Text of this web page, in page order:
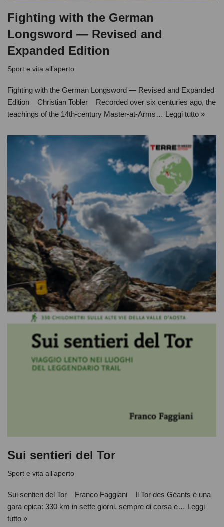
Fighting with the German
Longsword — Revised and
Expanded Edition
Sport e vita all’aperto
Fighting with the German Longsword — Revised and Expanded
Edition Christian Tobler Recorded over six centuries ago, the
teachings of the 14th-century Master-at-Arms… Leggi tutto »
Sui sentieri del Tor
Sport e vita all’aperto
Sui sentieri del Tor Franco Faggiani Il Tor des Géants è una
gara epica: 330 km in sette giorni, sempre di corsa e… Leggi
tutto »